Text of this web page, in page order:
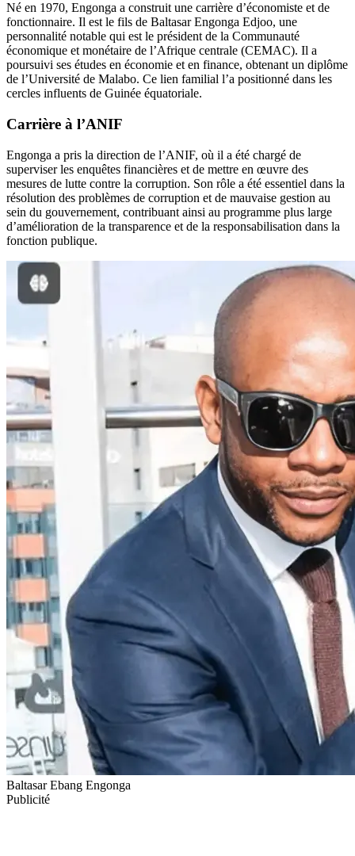
Né en 1970, Engonga a construit une carrière d’économiste et de
fonctionnaire. Il est le fils de Baltasar Engonga Edjoo, une
personnalité notable qui est le président de la Communauté
économique et monétaire de l’Afrique centrale (CEMAC). Il a
poursuivi ses études en économie et en finance, obtenant un diplôme
de l’Université de Malabo. Ce lien familial l’a positionné dans les
cercles influents de Guinée équatoriale.
Carrière à l’ANIF
Engonga a pris la direction de l’ANIF, où il a été chargé de
superviser les enquêtes financières et de mettre en œuvre des
mesures de lutte contre la corruption. Son rôle a été essentiel dans la
résolution des problèmes de corruption et de mauvaise gestion au
sein du gouvernement, contribuant ainsi au programme plus large
d’amélioration de la transparence et de la responsabilisation dans la
fonction publique.
Baltasar Ebang Engonga
Publicité